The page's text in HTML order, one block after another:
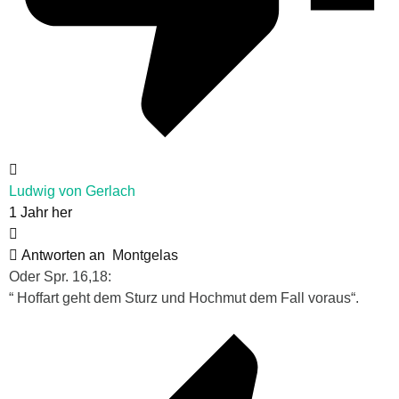
Ludwig von Gerlach
1 Jahr her
Antworten an
Montgelas
Oder Spr. 16,18:
“ Hoffart geht dem Sturz und Hochmut dem Fall voraus“.